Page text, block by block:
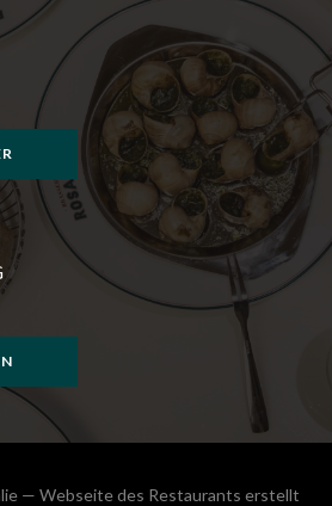
ein neues Fenster))
((öffnet ein neues Fenster))
— Webseite des Restaurants erstellt